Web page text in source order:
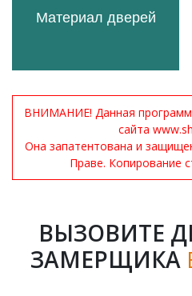
Материал дверей
ВНИМАНИЕ! Данная
сайта
Она запатентована и
Праве. Копирование
ВЫЗОВИТЕ
ЗАМЕРЩИКА